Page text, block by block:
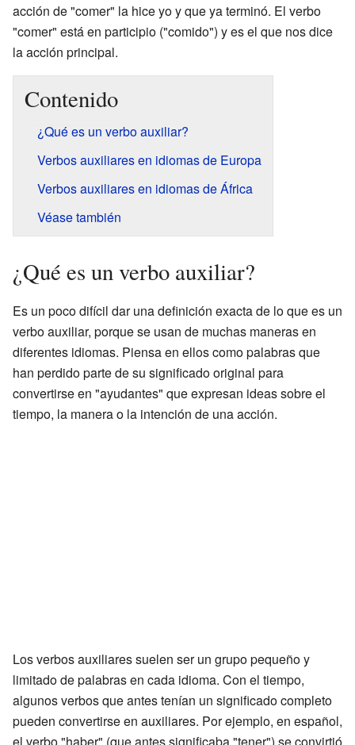
acción de "comer" la hice yo y que ya terminó. El verbo
"comer" está en participio ("comido") y es el que nos dice
la acción principal.
Contenido
¿Qué es un verbo auxiliar?
Verbos auxiliares en idiomas de Europa
Verbos auxiliares en idiomas de África
Véase también
¿Qué es un verbo auxiliar?
Es un poco difícil dar una definición exacta de lo que es un
verbo auxiliar, porque se usan de muchas maneras en
diferentes idiomas. Piensa en ellos como palabras que
han perdido parte de su significado original para
convertirse en "ayudantes" que expresan ideas sobre el
tiempo, la manera o la intención de una acción.
Los verbos auxiliares suelen ser un grupo pequeño y
limitado de palabras en cada idioma. Con el tiempo,
algunos verbos que antes tenían un significado completo
pueden convertirse en auxiliares. Por ejemplo, en español,
el verbo "haber" (que antes significaba "tener") se convirtió